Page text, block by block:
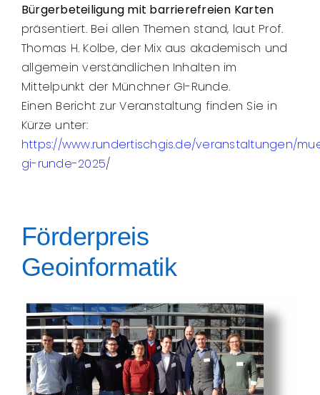
Bürgerbeteiligung mit barrierefreien Karten
präsentiert. Bei allen Themen stand, laut Prof.
Thomas H. Kolbe, der Mix aus akademisch und
allgemein verständlichen Inhalten im
Mittelpunkt der Münchner GI-Runde.
Einen Bericht zur Veranstaltung finden Sie in
Kürze unter:
https://www.rundertischgis.de/veranstaltungen/
gi-runde-2025/
Förderpreis
Geoinformatik